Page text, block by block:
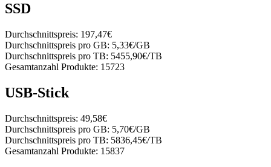
SSD
Durchschnittspreis: 197,47€
Durchschnittspreis pro GB: 5,33€/GB
Durchschnittspreis pro TB: 5455,90€/TB
Gesamtanzahl Produkte: 15723
USB-Stick
Durchschnittspreis: 49,58€
Durchschnittspreis pro GB: 5,70€/GB
Durchschnittspreis pro TB: 5836,45€/TB
Gesamtanzahl Produkte: 15837